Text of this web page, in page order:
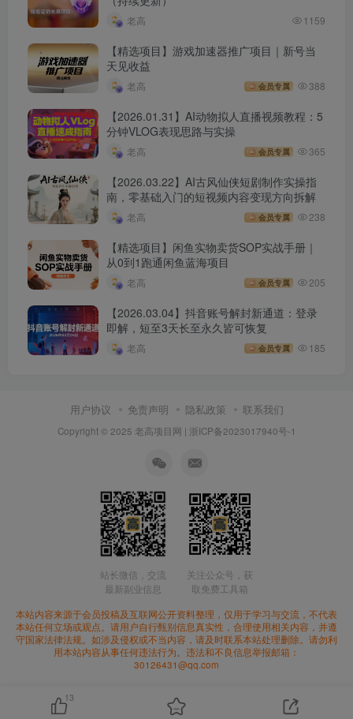
老高 1159
【精选项目】游戏加速器推广项目｜新号当
天见收益
老高 会员专属 388
【2026.01.31】AI动物拟人直播视频教程：5
分钟VLOG表现思路与实操
老高 会员专属 365
【2026.03.22】AI古风仙侠短剧制作实操指
南，零基础入门的短视频内容变现方向拆解
老高 会员专属 238
【精选项目】闲鱼实物卖货SOP实战手册｜
从0到1跑通闲鱼蓝海项目
老高 会员专属 205
【2026.03.04】抖音账号解封新通道：登录
即解，短至3天长至永久皆可恢复
老高 会员专属 185
用户协议 免责声明 隐私政策 联系我们
Copyright © 2025 老高项目网 | 浙ICP备2023017940号-1
站长微信，交流
最新副业信息
关注公众号，获
取免费工具箱
本站内容来源于会员投稿及互联网公开资料整理，仅用于学习与交流，不代表
本站任何立场或观点。请用户自行甄别信息真实性，合理使用相关内容，并遵
守国家法律法规。如涉及侵权或不当内容，请及时联系本站处理删除。请勿利
用本站内容从事任何违法行为。违法和不良信息举报邮箱：
30126431@qq.com
13